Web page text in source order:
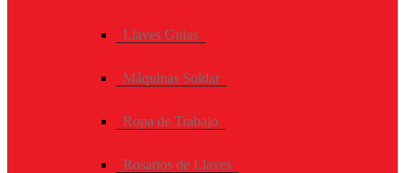
Llaves Guias
Máquinas Soldar
Ropa de Trabajo
Rosarios de Llaves